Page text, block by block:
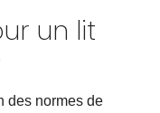
un lit
des normes de